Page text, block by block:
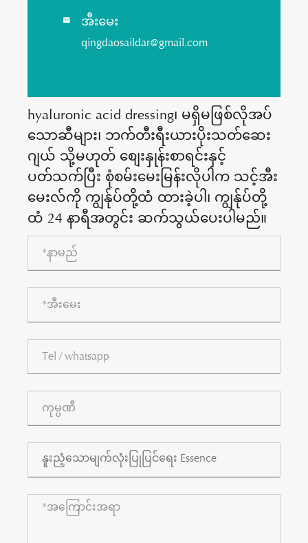
 အီးမေး
qingdaosaildar@gmail.com
hyaluronic acid dressing၊ မရှိမဖြစ်လိုအပ်
သောဆီများ၊ ဘက်တီးရီးယားပိုးသတ်ဆေး
ဂျယ် သို့မဟုတ် စျေးနှုန်းစာရင်းနှင့်
ပတ်သက်ပြီး စုံစမ်းမေးမြန်းလိုပါက သင့်အီး
မေးလ်ကို ကျွန်ုပ်တို့ထံ ထားခဲ့ပါ၊ ကျွန်ုပ်တို့
ထံ 24 နာရီအတွင်း ဆက်သွယ်ပေးပါမည်။